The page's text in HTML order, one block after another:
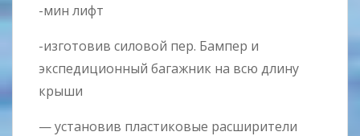
-мин лифт
-изготовив силовой пер. Бампер и
экспедиционный багажник на всю длину
крыши
— установив пластиковые расширители